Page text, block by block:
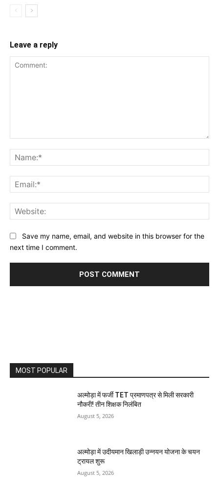
Leave a reply
Save my name, email, and website in this browser for the
next time I comment.
MOST POPULAR
अल्मोड़ा में फर्जी TET प्रमाणपत्र से मिली सरकारी
नौकरी! तीन शिक्षक निलंबित
August 5, 2026
अल्मोड़ा में उदीयमान खिलाड़ी उन्नयन योजना के चयन
ट्रायल शुरू
August 5, 2026